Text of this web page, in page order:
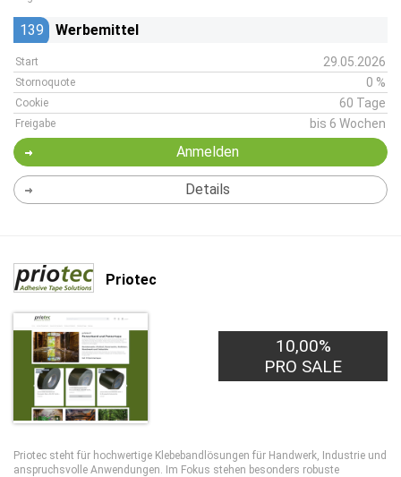
139 Werbemittel
Start 29.05.2026
Stornoquote 0 %
Cookie 60 Tage
Freigabe bis 6 Wochen
Anmelden
Details
Priotec
10,00%
PRO SALE
Priotec steht für hochwertige Klebebandlösungen für Handwerk, Industrie und
anspruchsvolle Anwendungen. Im Fokus stehen besonders robuste